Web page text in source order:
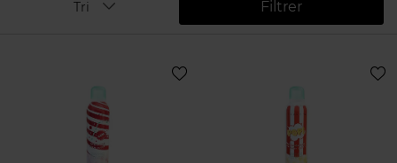
Filtrer
Tri